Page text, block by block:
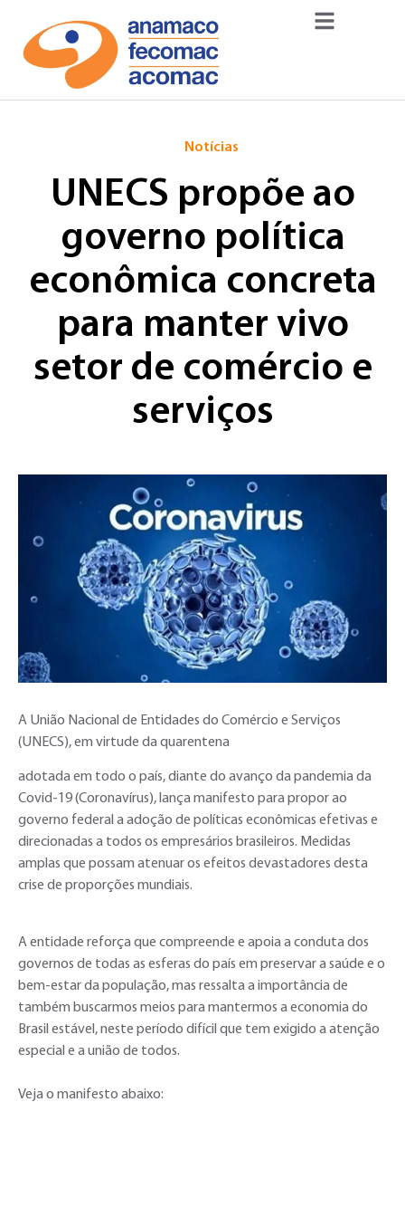
Notícias
UNECS propõe ao
governo política
econômica concreta
para manter vivo
setor de comércio e
serviços
A União Nacional de Entidades do Comércio e Serviços
(UNECS), em virtude da quarentena
adotada em todo o país, diante do avanço da pandemia da
Covid-19 (Coronavírus), lança manifesto para propor ao
governo federal a adoção de políticas econômicas efetivas e
direcionadas a todos os empresários brasileiros. Medidas
amplas que possam atenuar os efeitos devastadores desta
crise de proporções mundiais.
A entidade reforça que compreende e apoia a conduta dos
governos de todas as esferas do país em preservar a saúde e o
bem-estar da população, mas ressalta a importância de
também buscarmos meios para mantermos a economia do
Brasil estável, neste período difícil que tem exigido a atenção
especial e a união de todos.
Veja o manifesto abaixo: